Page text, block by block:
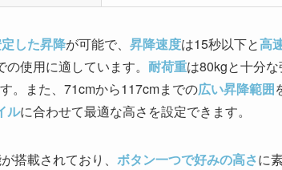
した昇降が可能で、 昇降速度は15秒以下と高
の使用に適しています。 耐荷重は80kgと十分な
。また、71cmから117cmまでの広い昇降範囲
ルに合わせて最適な高さを設定できます。
搭載されており、 ボタン一つで好みの高さに